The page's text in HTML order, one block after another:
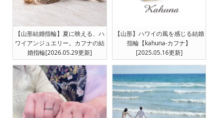
【山形結婚指輪】夏に映える、ハ
ワイアンジュエリー。カフナの結
婚指輪[2026.05.29更新]
【山形】ハワイの風を感じる結婚
指輪【kahuna-カフナ】
[2025.05.16更新]